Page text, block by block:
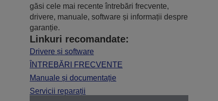
găsi cele mai recente întrebări frecvente,
drivere, manuale, software și informații despre
garanție.
Linkuri recomandate:
Drivere și software
ÎNTREBĂRI FRECVENTE
Manuale și documentație
Servicii reparații